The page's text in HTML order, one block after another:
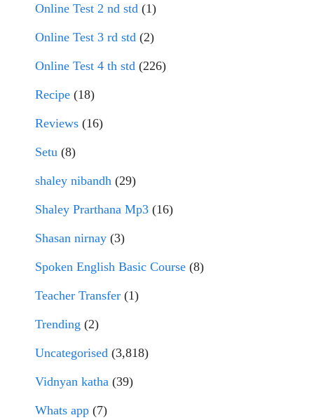
Online Test 2 nd std (1)
Online Test 3 rd std (2)
Online Test 4 th std (226)
Recipe (18)
Reviews (16)
Setu (8)
shaley nibandh (29)
Shaley Prarthana Mp3 (16)
Shasan nirnay (3)
Spoken English Basic Course (8)
Teacher Transfer (1)
Trending (2)
Uncategorised (3,818)
Vidnyan katha (39)
Whats app (7)